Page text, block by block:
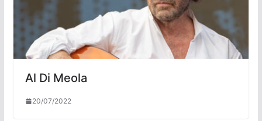
Al Di Meola
20/07/2022